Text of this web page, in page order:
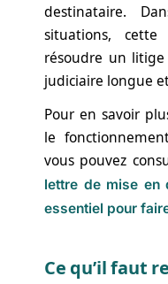
destinataire.
situations,
résoudre un
judiciaire longue
Pour en savoir
le
vous pouvez
lettre de mise en
essentiel pour
Ce qu’il faut